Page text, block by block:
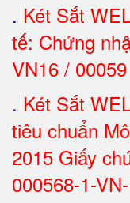
. Két Sắt
tế: Chứng
VN16 / 00059
. Két Sắt
tiêu chuẩn
2015 Giấy
000568-1-